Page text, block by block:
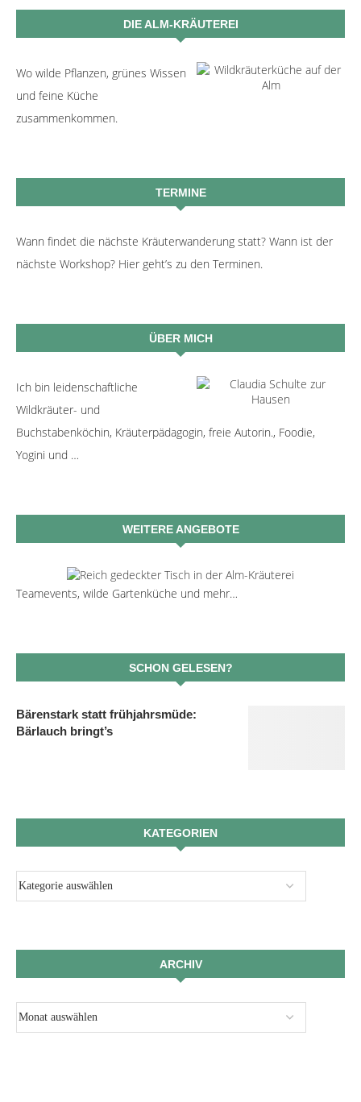
DIE ALM-KRÄUTEREI
Wo wilde Pflanzen, grünes Wissen
und feine Küche
zusammenkommen.
TERMINE
Wann findet die nächste Kräuterwanderung statt? Wann ist der
nächste Workshop? Hier geht’s zu den Terminen.
ÜBER MICH
Ich bin leidenschaftliche
Wildkräuter- und
Buchstabenköchin, Kräuterpädagogin, freie Autorin., Foodie,
Yogini und …
WEITERE ANGEBOTE
Teamevents, wilde Gartenküche und mehr…
SCHON GELESEN?
Bärenstark statt frühjahrsmüde:
Bärlauch bringt’s
KATEGORIEN
ARCHIV